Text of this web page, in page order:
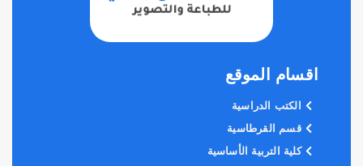
اقسام الموقع
الكتب الدراسية
قسم القرطاسية
كلية التربية الأساسية